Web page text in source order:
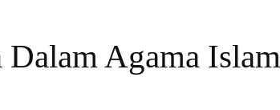
Dalam Agama Islam